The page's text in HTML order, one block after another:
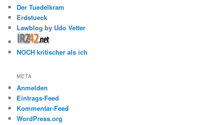
Der Tuedelkram
Erdstueck
Lawblog by Udo Vetter
NOCH kritischer als ich
META
Anmelden
Eintrags-Feed
Kommentar-Feed
WordPress.org